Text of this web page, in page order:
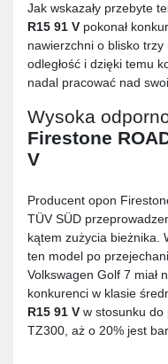
Jak wskazały przebyte
R15 91 V pokonał
nawierzchni o blisko
odległość i dzięki temu
nadal pracować nad
Wysoka
Firestone
V
Producent opon
TÜV SÜD
kątem zużycia bieżnika.
ten model po
Volkswagen Golf 7 miał
konkurenci w klasie
R15 91 V w stosunku
TZ300, aż o 20% jest